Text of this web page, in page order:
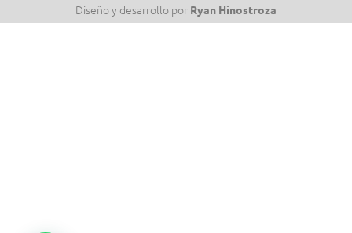
Diseño y desarrollo por Ryan Hinostroza